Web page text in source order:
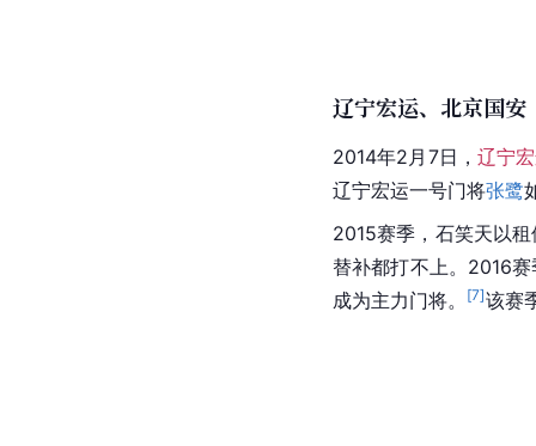
辽宁宏运、北京国安
2014年2月7日， 辽宁
辽宁宏运一号门将张鹭
2015赛季，石笑天以
替补都打不上。 2016
成为主力门将。
[7]该赛